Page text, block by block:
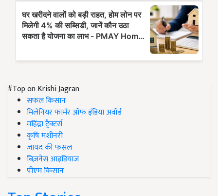
#Top on Krishi Jagran
सफल किसान
मिलेनियर फार्मर ऑफ इंडिया अवॉर्ड
महिंद्रा ट्रैक्टर्स
कृषि मशीनरी
जायद की फसल
बिज़नेस आइडियाज
पीएम किसान